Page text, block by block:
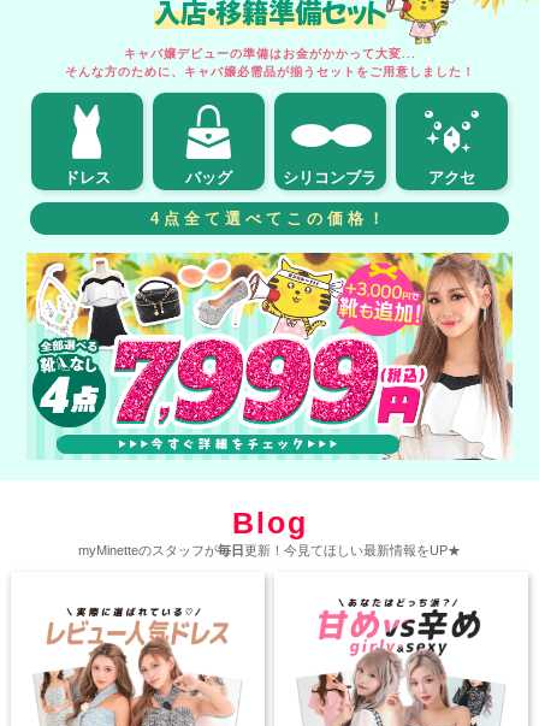
入店・移籍準備セット
キャバ嬢デビューの準備はお金がかかって大変...
そんな方のために、キャバ嬢必需品が揃うセットをご用意しました！
ドレス バッグ シリコンブラ アクセ
4点全て選べてこの価格！
Blog
myMinetteのスタッフが毎日更新！今見てほしい最新情報をUP★